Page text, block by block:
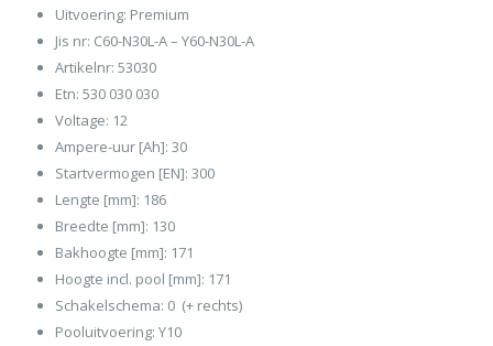
Uitvoering: Premium
Jis nr: C60-N30L-A – Y60-N30L-A
Artikelnr: 53030
Etn: 530 030 030
Voltage: 12
Ampere-uur [Ah]: 30
Startvermogen [EN]: 300
Lengte [mm]: 186
Breedte [mm]: 130
Bakhoogte [mm]: 171
Hoogte incl. pool [mm]: 171
Schakelschema: 0 (+ rechts)
Pooluitvoering: Y10